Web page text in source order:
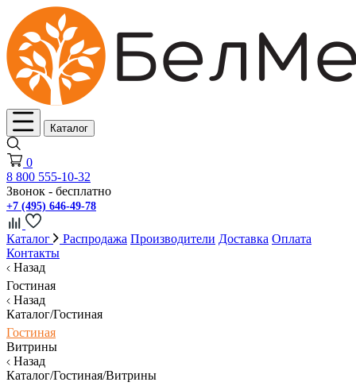
Каталог
0
8 800 555-10-32
Звонок - бесплатно
+7 (495) 646-49-78
Каталог Распродажа Производители Доставка Оплата
Контакты
Назад
Гостиная
Назад
Каталог/Гостиная
Гостиная
Витрины
Назад
Каталог/Гостиная/Витрины